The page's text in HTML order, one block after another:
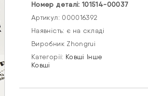
Номер деталі: 101514-00037
Артикул: 000016392
Наявність: є на складі
Виробник Zhongrui
Категорії: Ковші Інше
Ковші